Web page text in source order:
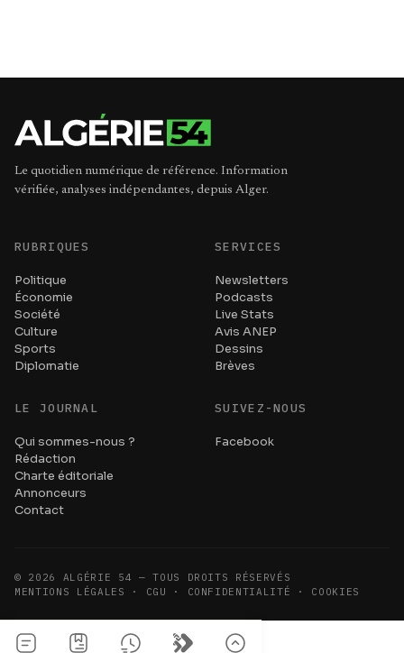
Le quotidien numérique de référence. Information
vérifiée, analyses indépendantes, depuis Alger.
RUBRIQUES
Politique
Économie
Société
Culture
Sports
Diplomatie
SERVICES
Newsletters
Podcasts
Live Stats
Avis ANEP
Dessins
Brèves
LE JOURNAL
Qui sommes-nous ?
Rédaction
Charte éditoriale
Annonceurs
Contact
SUIVEZ-NOUS
Facebook
© 2026
ALGÉRIE 54 — TOUS DROITS RÉSERVÉS
MENTIONS LÉGALES · CGU · CONFIDENTIALITÉ · COOKIES